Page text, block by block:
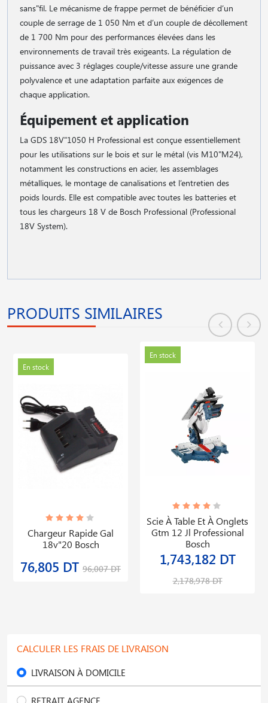
sans"fil. Le mécanisme de frappe permet de bénéficier d’un
couple de serrage de 1 050 Nm et d’un couple de décollement
de 1 700 Nm pour des performances élevées dans les
environnements de travail très exigeants. La régulation de
puissance avec 3 réglages couple/vitesse assure une grande
polyvalence et une adaptation parfaite aux exigences de
chaque application.
Équipement et application
La GDS 18V"1050 H Professional est conçue essentiellement
pour les utilisations sur le bois et sur le métal (vis M10"M24),
notamment les constructions en acier, les assemblages
métalliques, le montage de canalisations et l’entretien des
poids lourds. Elle est compatible avec toutes les batteries et
tous les chargeurs 18 V de Bosch Professional (Professional
18V System).
PRODUITS SIMILAIRES
En stock
Chargeur Rapide Gal
18v"20 Bosch
76,805 DT 96,007 DT
En stock
Scie À Table Et À Onglets
Gtm 12 Jl Professional
Bosch
1,743,182 DT
2,178,978 DT
CALCULER LES FRAIS DE LIVRAISON
LIVRAISON À DOMICILE
RETRAIT AGENCE